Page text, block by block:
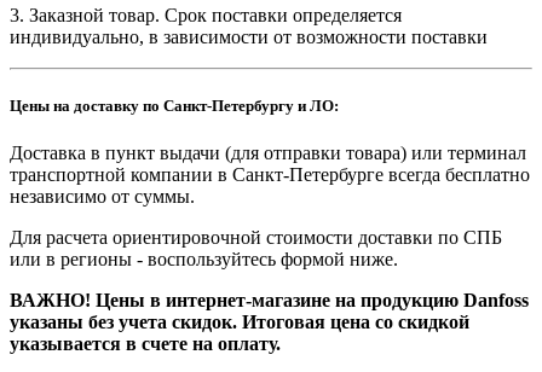
3. Заказной товар. Срок поставки определяется
индивидуально, в зависимости от возможности поставки
Цены на доставку по Санкт-Петербургу и ЛО:
Доставка в пункт выдачи (для отправки товара) или терминал
транспортной компании в Санкт-Петербурге всегда бесплатно
независимо от суммы.
Для расчета ориентировочной стоимости доставки по СПБ
или в регионы - воспользуйтесь формой ниже.
ВАЖНО! Цены в интернет-магазине на продукцию Danfoss
указаны без учета скидок. Итоговая цена со скидкой
указывается в счете на оплату.